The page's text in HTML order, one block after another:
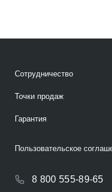
Сотрудничество
Точки продаж
Гарантия
8 800 555-89-65
Пользовательское